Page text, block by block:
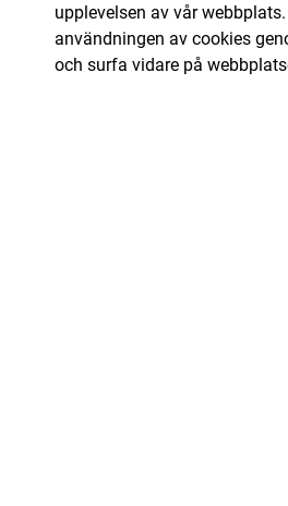
upplevelsen av vår
användningen av cookies
och surfa vidare på